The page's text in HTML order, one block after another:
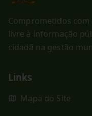
Comprometidos
livre à informação
cidadã na gestão
Links
Mapa do Site